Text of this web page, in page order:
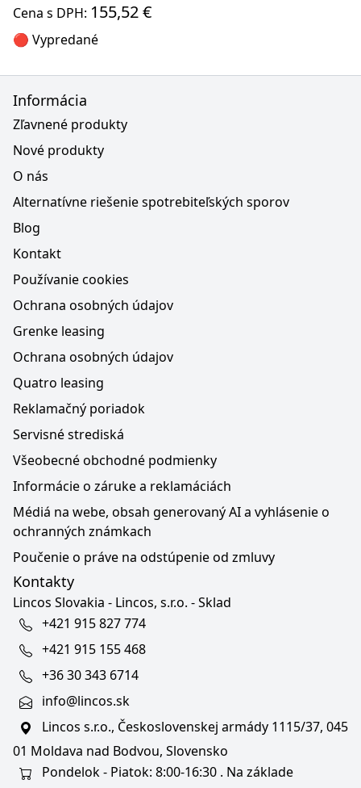
Cena s DPH: 155,52 €
🔴 Vypredané
Informácia
Zľavnené produkty
Nové produkty
O nás
Alternatívne riešenie spotrebiteľských sporov
Blog
Kontakt
Používanie cookies
Ochrana osobných údajov
Grenke leasing
Ochrana osobných údajov
Quatro leasing
Reklamačný poriadok
Servisné strediská
Všeobecné obchodné podmienky
Informácie o záruke a reklamáciách
Médiá na webe, obsah generovaný AI a vyhlásenie o
ochranných známkach
Poučenie o práve na odstúpenie od zmluvy
Kontakty
Lincos Slovakia - Lincos, s.r.o. - Sklad
+421 915 827 774
+421 915 155 468
+36 30 343 6714
info@lincos.sk
Lincos s.r.o., Československej armády 1115/37, 045
01 Moldava nad Bodvou, Slovensko
Pondelok - Piatok: 8:00-16:30 . Na základe